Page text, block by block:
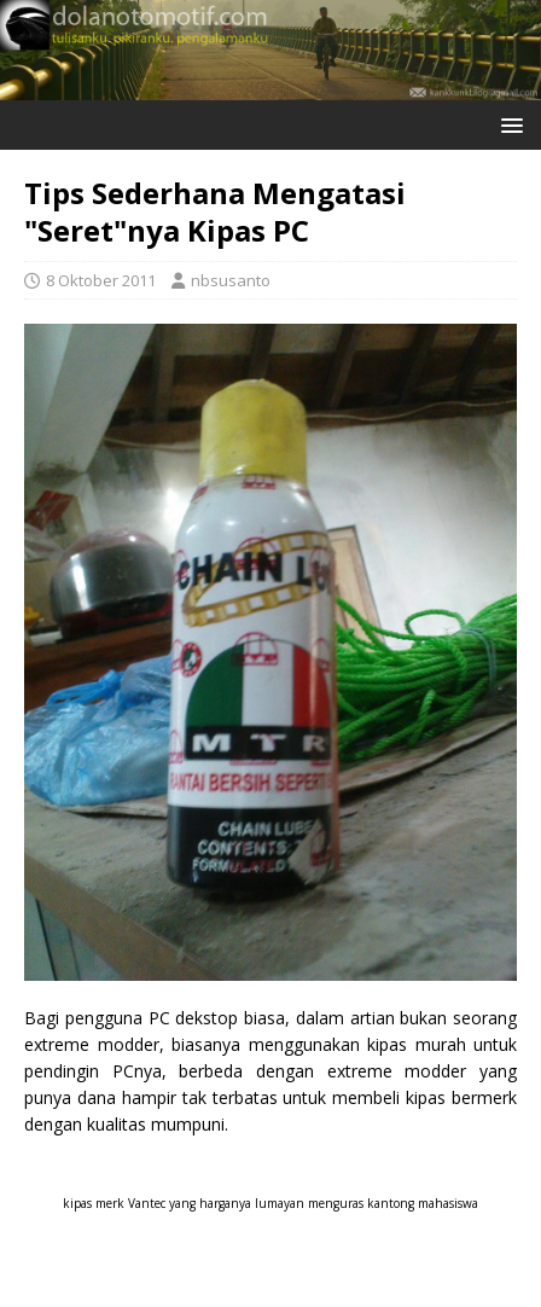
Tips Sederhana Mengatasi
"Seret"nya Kipas PC
8 Oktober 2011 nbsusanto
Bagi pengguna PC dekstop biasa, dalam artian bukan seorang
extreme modder, biasanya menggunakan kipas murah untuk
pendingin PCnya, berbeda dengan extreme modder yang
punya dana hampir tak terbatas untuk membeli kipas bermerk
dengan kualitas mumpuni.
kipas merk Vantec yang harganya lumayan menguras kantong mahasiswa